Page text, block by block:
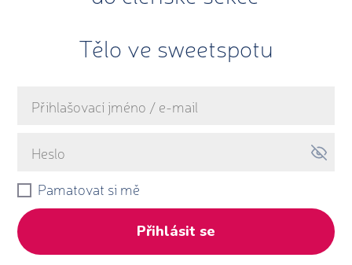
Tělo ve sweetspotu
Pamatovat si mě
Přihlásit se